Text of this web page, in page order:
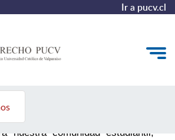
Ir a pucv.cl
nuestra comunidad estudiantil,